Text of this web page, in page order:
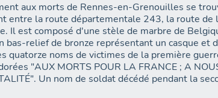
aux morts de Rennes-en-Grenouilles se
entre la route départementale 243, la route de
Il est composé d'une stèle de marbre de
bas-relief de bronze représentant un casque et
quatorze noms de victimes de la première
"AUX MORTS POUR LA FRANCE ; A
Un nom de soldat décédé pendant la